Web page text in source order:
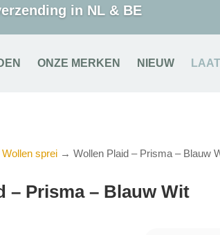
in NL & BE
ONZE MERKEN NIEUW
Wollen sprei→ Wollen Plaid – Prisma – Blauw
– Prisma – Blauw Wit